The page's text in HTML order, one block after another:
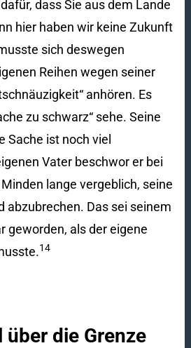
dass Sie aus dem Lande
hier haben wir keine Zukunft
sich deswegen
Reihen wegen seiner
anhören. Es
zu schwarz“ sehe. Seine
Sache ist noch viel
Vater beschwor er bei
lange vergeblich, seine
abzubrechen. Das sei seinem
geworden, als der eigene
14
die Grenze